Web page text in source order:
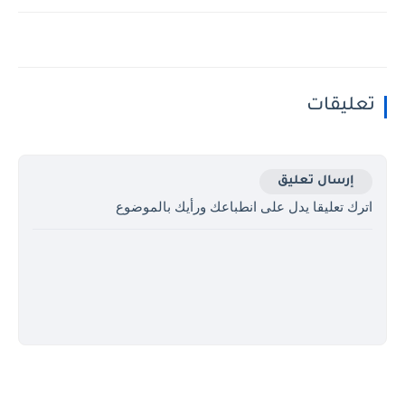
تعليقات
إرسال تعليق
اترك تعليقا يدل على انطباعك ورأيك بالموضوع